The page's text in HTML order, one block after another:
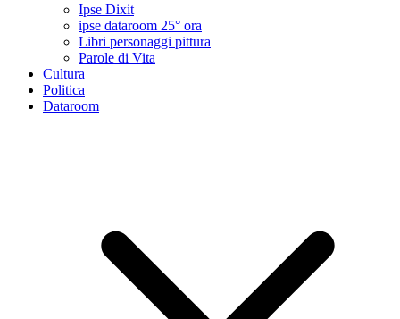
Ipse Dixit
ipse dataroom 25° ora
Libri personaggi pittura
Parole di Vita
Cultura
Politica
Dataroom